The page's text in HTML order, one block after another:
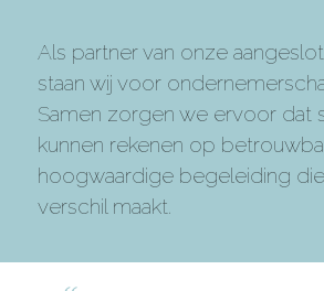
Als partner van onze
staan wij voor
Samen zorgen we ervoor dat
kunnen rekenen op
hoogwaardige begeleiding
verschil maakt.